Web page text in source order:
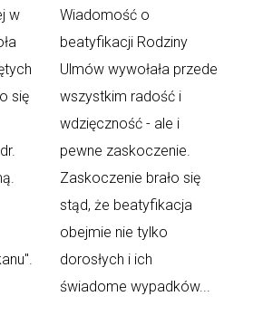
w
się
Wiadomość o
beatyfikacji Rodziny
Ulmów wywołała przede
wszystkim radość i
wdzięczność - ale i
pewne zaskoczenie.
Zaskoczenie brało się
stąd, że beatyfikacja
obejmie nie tylko
dorosłych i ich
świadome wypadków...